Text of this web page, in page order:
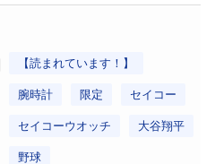
【読まれています！】
腕時計 限定 セイコー
セイコーウオッチ 大谷翔平
野球